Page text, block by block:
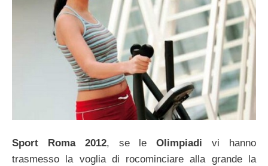
Sport Roma 2012, se leOlimpiadi vi hanno
trasmesso la voglia di rocominciare alla grande la